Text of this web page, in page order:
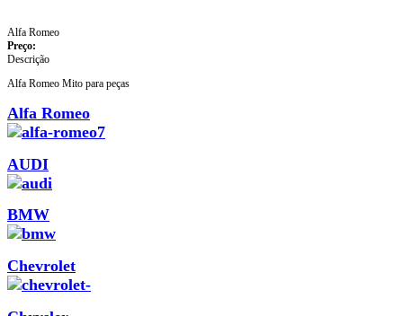
Alfa Romeo
Preço:
Descrição
Alfa Romeo Mito para peças
Alfa Romeo
AUDI
BMW
Chevrolet